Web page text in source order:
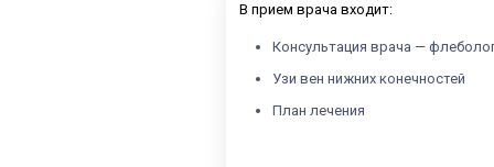
В прием врача входит:
Консультация врача —
Узи вен нижних конечностей
План лечения